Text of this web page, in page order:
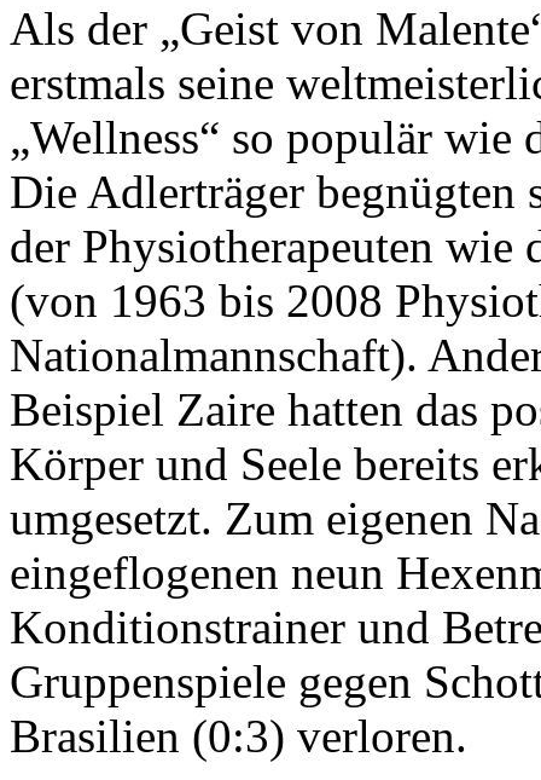
Als der „Geist von
erstmals seine
„Wellness“ so populär wie
Die Adlerträger begnügten
der Physiotherapeuten wie
(von 1963 bis 2008
Nationalmannschaft).
Beispiel Zaire hatten das
Körper und Seele bereits
umgesetzt. Zum eigenen
eingeflogenen neun
Konditionstrainer und
Gruppenspiele gegen
Brasilien (0:3) verloren.